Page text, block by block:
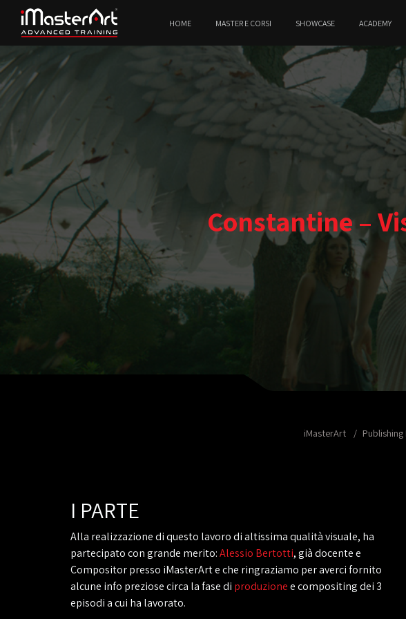
HOME MASTER E CORSI SHOWCASE ACADEMY
Constantine –
iMasterArt
I PARTE
Alla realizzazione di questo lavoro di altissima qualità visuale, ha
partecipato con grande merito:Alessio Bertotti, già docente e
Compositor presso iMasterArt e che ringraziamo per averci fornito
alcune info preziose circa la fase di produzionee compositing dei 3
episodi a cui ha lavorato.